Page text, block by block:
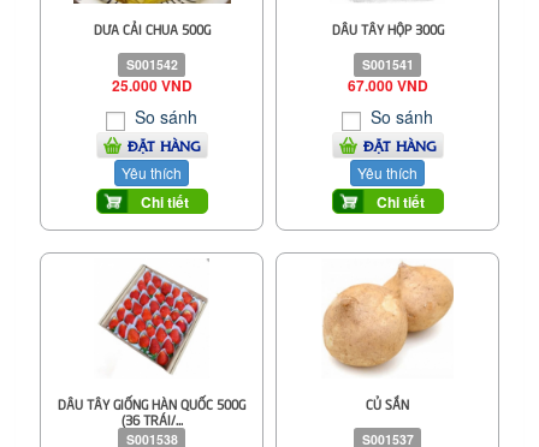
DƯA CẢI CHUA 500G
S001542
25.000 VND
So sánh
ĐẶT HÀNG
Yêu thích
Chi tiết
DÂU TÂY HỘP 300G
S001541
67.000 VND
So sánh
ĐẶT HÀNG
Yêu thích
Chi tiết
DÂU TÂY GIỐNG HÀN QUỐC 500G
(36 TRÁI/...
S001538
CỦ SẮN
S001537